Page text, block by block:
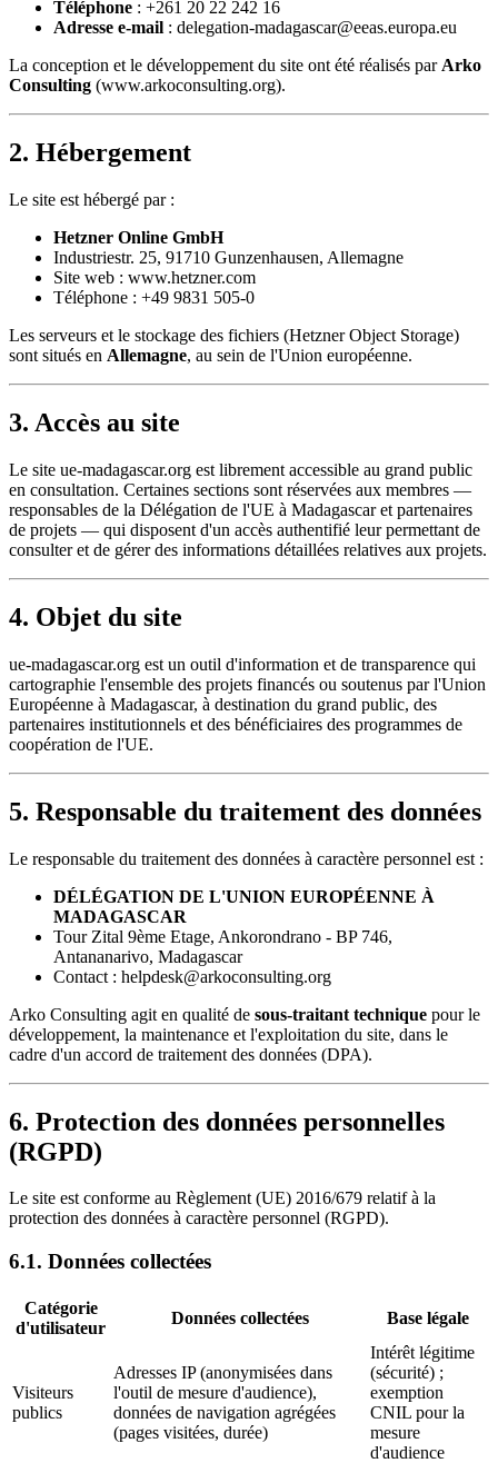
Téléphone : +261 20 22 242 16
Adresse e-mail : delegation-madagascar@eeas.europa.eu
La conception et le développement du site ont été réalisés par Arko
Consulting (www.arkoconsulting.org).
2. Hébergement
Le site est hébergé par :
Hetzner Online GmbH
Industriestr. 25, 91710 Gunzenhausen, Allemagne
Site web : www.hetzner.com
Téléphone : +49 9831 505-0
Les serveurs et le stockage des fichiers (Hetzner Object Storage)
sont situés en Allemagne, au sein de l'Union européenne.
3. Accès au site
Le site ue-madagascar.org est librement accessible au grand public
en consultation. Certaines sections sont réservées aux membres —
responsables de la Délégation de l'UE à Madagascar et partenaires
de projets — qui disposent d'un accès authentifié leur permettant de
consulter et de gérer des informations détaillées relatives aux projets.
4. Objet du site
ue-madagascar.org est un outil d'information et de transparence qui
cartographie l'ensemble des projets financés ou soutenus par l'Union
Européenne à Madagascar, à destination du grand public, des
partenaires institutionnels et des bénéficiaires des programmes de
coopération de l'UE.
5. Responsable du traitement des données
Le responsable du traitement des données à caractère personnel est :
DÉLÉGATION DE L'UNION EUROPÉENNE À
MADAGASCAR
Tour Zital 9ème Etage, Ankorondrano - BP 746,
Antananarivo, Madagascar
Contact : helpdesk@arkoconsulting.org
Arko Consulting agit en qualité de sous-traitant technique pour le
développement, la maintenance et l'exploitation du site, dans le
cadre d'un accord de traitement des données (DPA).
6. Protection des données personnelles
(RGPD)
Le site est conforme au Règlement (UE) 2016/679 relatif à la
protection des données à caractère personnel (RGPD).
6.1. Données collectées
Catégorie
d'utilisateur
Données collectées Base légale
Visiteurs
publics
Adresses IP (anonymisées dans
l'outil de mesure d'audience),
données de navigation agrégées
(pages visitées, durée)
Intérêt légitime
(sécurité) ;
exemption
CNIL pour la
mesure
d'audience